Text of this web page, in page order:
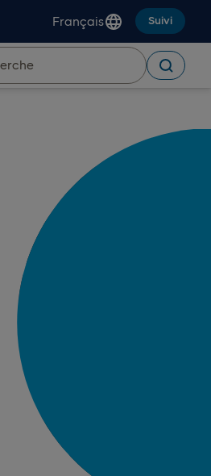
Français Suivi